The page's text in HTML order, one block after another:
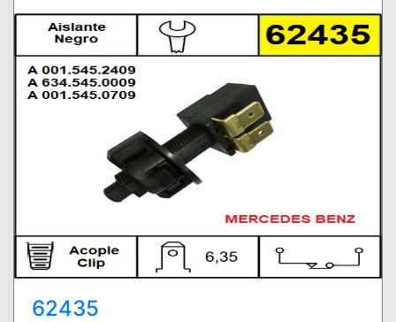
62435